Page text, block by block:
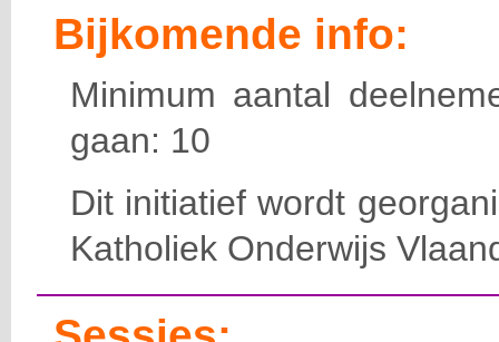
Bijkomende info:
Minimum aantal
gaan: 10
Dit initiatief wordt
Katholiek Onderwijs